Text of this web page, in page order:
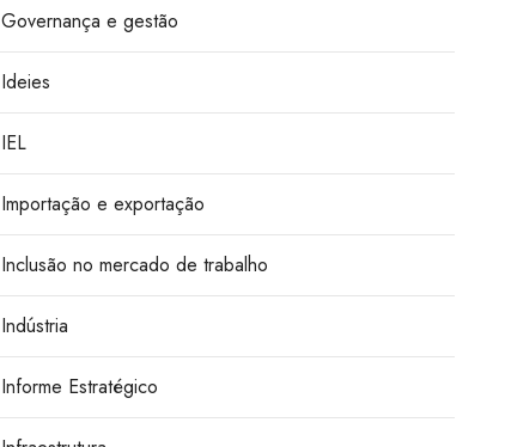
Governança e gestão
Ideies
IEL
Importação e exportação
Inclusão no mercado de trabalho
Indústria
Informe Estratégico